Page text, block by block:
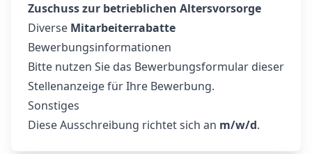
Zuschuss zur betrieblichen Altersvorsorge
Diverse Mitarbeiterrabatte
Bewerbungsinformationen
Bitte nutzen Sie das Bewerbungsformular dieser
Stellenanzeige für Ihre Bewerbung.
Sonstiges
Diese Ausschreibung richtet sich an m/w/d.